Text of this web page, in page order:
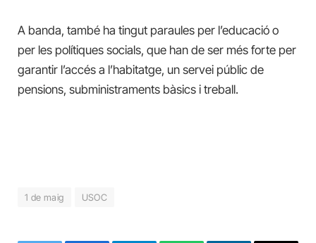
A banda, també ha tingut paraules per l’educació o
per les polítiques socials, que han de ser més forte per
garantir l’accés a l’habitatge, un servei públic de
pensions, subministraments bàsics i treball.
1 de maig USOC